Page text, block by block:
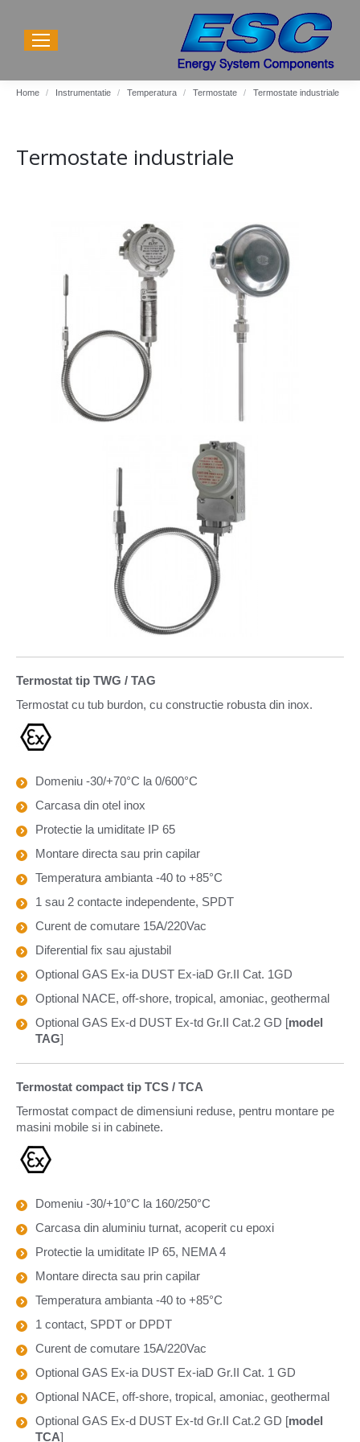
You are here:
Home Instrumentatie Temperatura Termostate Termostate industriale
Termostate industriale
Termostat tip TWG / TAG
Termostat cu tub burdon, cu constructie robusta din inox.
Domeniu -30/+70°C la 0/600°C
Carcasa din otel inox
Protectie la umiditate IP 65
Montare directa sau prin capilar
Temperatura ambianta -40 to +85°C
1 sau 2 contacte independente, SPDT
Curent de comutare 15A/220Vac
Diferential fix sau ajustabil
Optional GAS Ex-ia DUST Ex-iaD Gr.II Cat. 1GD
Optional NACE, off-shore, tropical, amoniac, geothermal
Optional GAS Ex-d DUST Ex-td Gr.II Cat.2 GD [model
TAG]
Termostat compact tip TCS / TCA
Termostat compact de dimensiuni reduse, pentru montare pe
masini mobile si in cabinete.
Domeniu -30/+10°C la 160/250°C
Carcasa din aluminiu turnat, acoperit cu epoxi
Protectie la umiditate IP 65, NEMA 4
Montare directa sau prin capilar
Temperatura ambianta -40 to +85°C
1 contact, SPDT or DPDT
Curent de comutare 15A/220Vac
Optional GAS Ex-ia DUST Ex-iaD Gr.II Cat. 1 GD
Optional NACE, off-shore, tropical, amoniac, geothermal
Optional GAS Ex-d DUST Ex-td Gr.II Cat.2 GD [model
TCA]